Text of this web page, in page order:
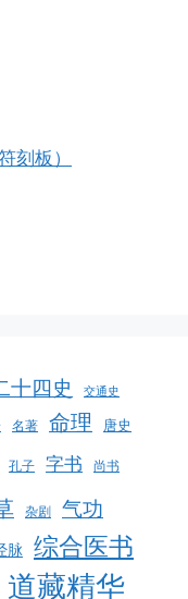
刻板）
十四史 交通史
名著 命理 唐史
孔子 字书 尚书
杂剧 气功
脉 综合医书
道藏精华